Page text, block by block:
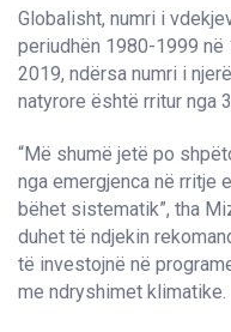
Globalisht, numri i
periudhën 1980-1999 në
2019, ndërsa numri i
natyrore është rritur nga
“Më shumë jetë po
nga emergjenca në rritje
bëhet sistematik”, tha
duhet të ndjekin
të investojnë në
me ndryshimet klimatike.